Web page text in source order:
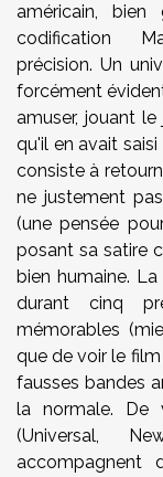
américain,
codification
précision. Un
forcément
amuser, jouant
qu'il en avait
consiste à
ne justement
(une pensée
posant sa satire
bien humaine.
durant cinq
mémorables
que de voir le
fausses bandes
la normale. De
(Universal,
accompagnent